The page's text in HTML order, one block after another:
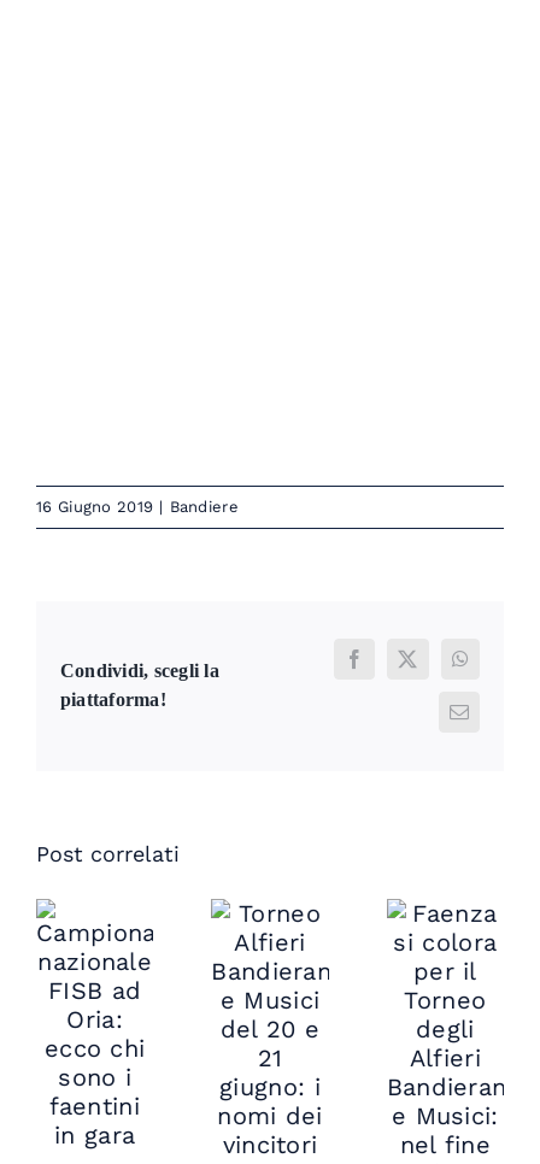
16 Giugno 2019 | Bandiere
Condividi, scegli la
piattaforma!
Facebook
X
Email
Post correlati